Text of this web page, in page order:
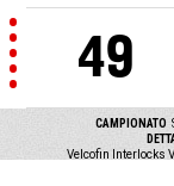
49
CAMPIONATO
Velcofin Interlocks